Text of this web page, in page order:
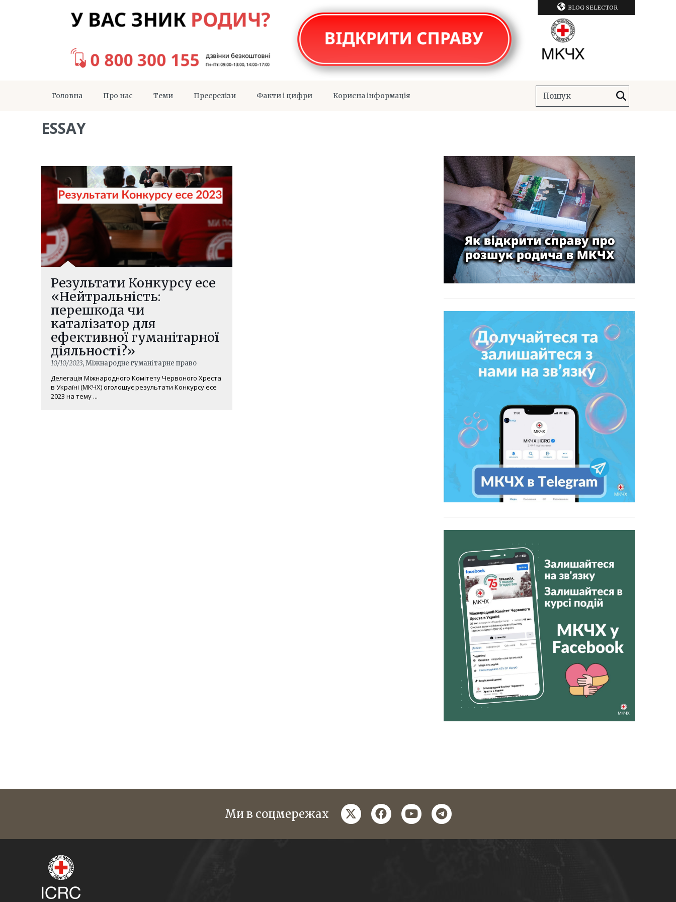
BLOG SELECTOR
Головна Про нас Теми Пресрелізи Факти і цифри Корисна інформація
ESSAY
Результати Конкурсу есе
«Нейтральність:
перешкода чи
каталізатор для
ефективної гуманітарної
діяльності?»
10/10/2023, Міжнародне гуманітарне право
Делегація Міжнародного Комітету Червоного Хреста
в Україні (МКЧХ) оголошує результати Конкурсу есе
2023 на тему ...
Ми в соцмережах twitterfacebookyoutubetelegram